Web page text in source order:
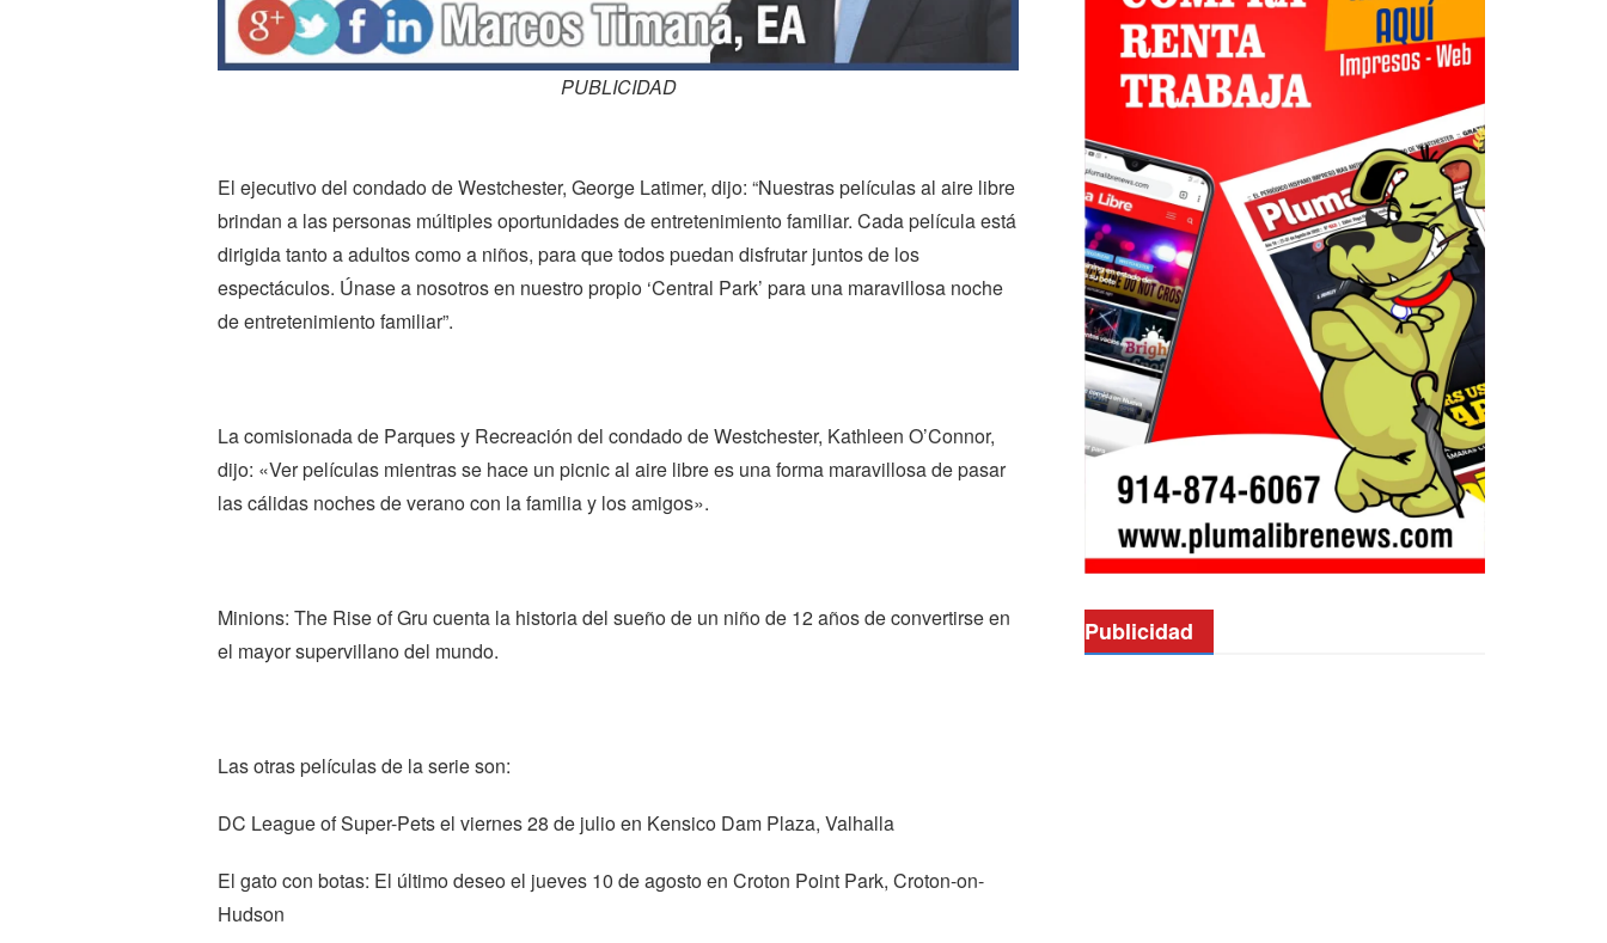
PUBLICIDAD
El ejecutivo del condado de Westchester, George Latimer, dijo: “Nuestras películas al aire libre
brindan a las personas múltiples oportunidades de entretenimiento familiar. Cada película está
dirigida tanto a adultos como a niños, para que todos puedan disfrutar juntos de los
espectáculos. Únase a nosotros en nuestro propio ‘Central Park’ para una maravillosa noche
de entretenimiento familiar”.
La comisionada de Parques y Recreación del condado de Westchester, Kathleen O’Connor,
dijo: «Ver películas mientras se hace un picnic al aire libre es una forma maravillosa de pasar
las cálidas noches de verano con la familia y los amigos».
Minions: The Rise of Gru cuenta la historia del sueño de un niño de 12 años de convertirse en
el mayor supervillano del mundo.
Las otras películas de la serie son:
DC League of Super-Pets el viernes 28 de julio en Kensico Dam Plaza, Valhalla
El gato con botas: El último deseo el jueves 10 de agosto en Croton Point Park, Croton-on-
Hudson
Publicidad